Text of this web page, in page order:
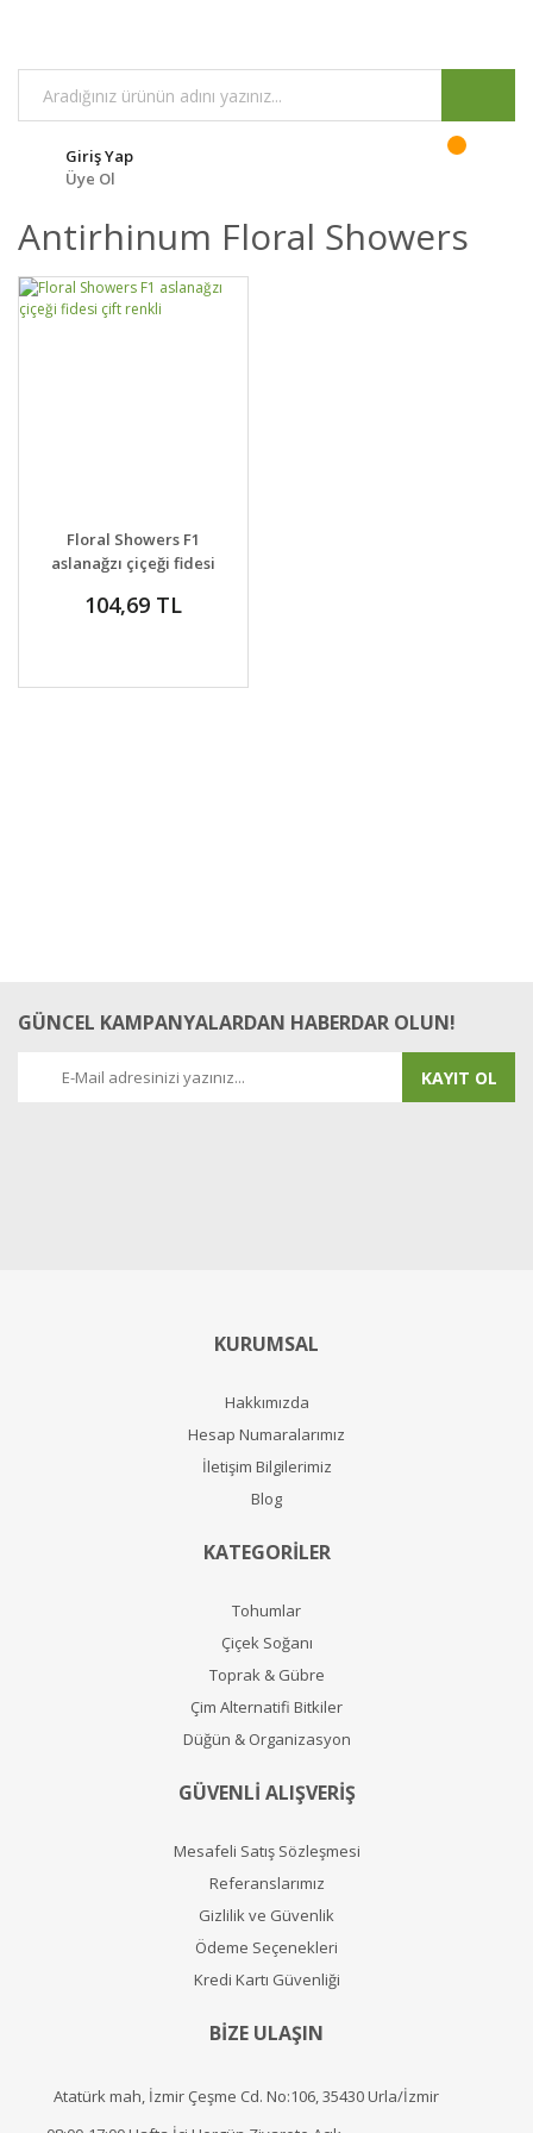
Giriş Yap
Üye Ol
Antirhinum Floral Showers
DETAYLAR
VER
Floral Showers F1
aslanağzı çiçeği fidesi
104,69 TL
GÜNCEL KAMPANYALARDAN HABERDAR OLUN!
KAYIT OL
KURUMSAL
Hakkımızda
Hesap Numaralarımız
İletişim Bilgilerimiz
Blog
KATEGORİLER
Tohumlar
Çiçek Soğanı
Toprak & Gübre
Çim Alternatifi Bitkiler
Düğün & Organizasyon
GÜVENLİ ALIŞVERİŞ
Mesafeli Satış Sözleşmesi
Referanslarımız
Gizlilik ve Güvenlik
Ödeme Seçenekleri
Kredi Kartı Güvenliği
BİZE ULAŞIN
Atatürk mah, İzmir Çeşme Cd. No:106, 35430 Urla/İzmir